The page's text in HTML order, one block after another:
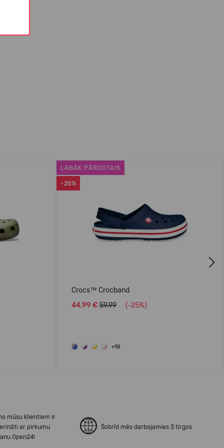
-25%
LABĀK PĀRDOTAIS
Crocs™ Crocband
44,99 € 59.99 (-25%)
+10
mūsu klientiem ir
ar pirkumu
Open24!
Šobrīd mēs darbojamies 3 tirgos